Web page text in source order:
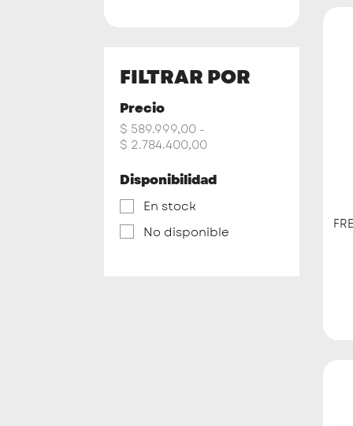
FILTRAR POR
Precio
$ 589.999,00 -
$ 2.784.400,00
Disponibilidad
En stock
No disponible